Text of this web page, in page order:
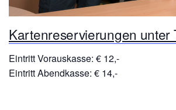
Kartenreservierungen unter
Eintritt Vorauskasse: € 12,-
Eintritt Abendkasse: € 14,-